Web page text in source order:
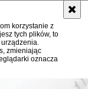
korzystanie z
tych plików, to
zmieniając
oznacza